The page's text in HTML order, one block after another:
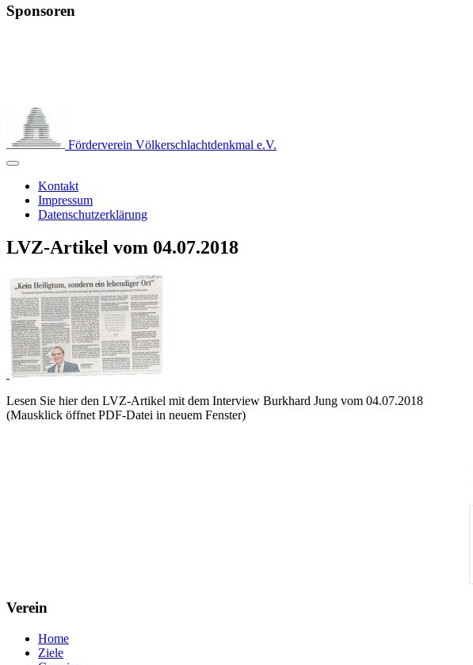
Sponsoren
Förderverein Völkerschlachtdenkmal e.V.
Kontakt
Impressum
Datenschutzerklärung
LVZ-Artikel vom 04.07.2018
Lesen Sie hier den LVZ-Artikel mit dem Interview Burkhard Jung vom 04.07.2018
(Mausklick öffnet PDF-Datei in neuem Fenster)
Verein
Home
Ziele